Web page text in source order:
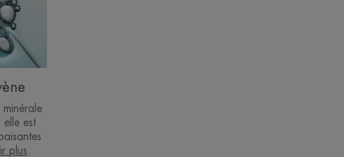
est
plus.